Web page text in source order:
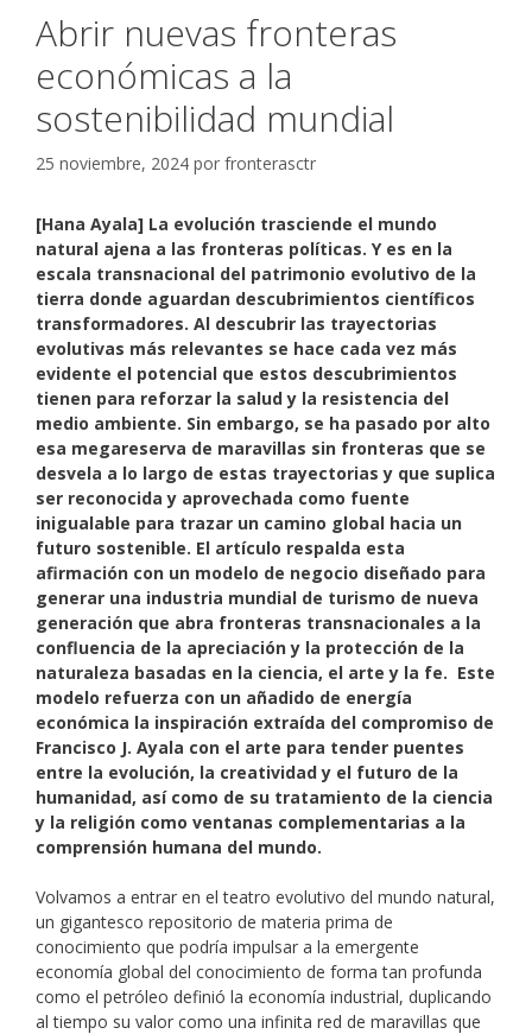
Abrir nuevas fronteras
económicas a la
sostenibilidad mundial
25 noviembre, 2024 por fronterasctr
[Hana Ayala] La evolución trasciende el mundo
natural ajena a las fronteras políticas. Y es en la
escala transnacional del patrimonio evolutivo de la
tierra donde aguardan descubrimientos científicos
transformadores. Al descubrir las trayectorias
evolutivas más relevantes se hace cada vez más
evidente el potencial que estos descubrimientos
tienen para reforzar la salud y la resistencia del
medio ambiente. Sin embargo, se ha pasado por alto
esa megareserva de maravillas sin fronteras que se
desvela a lo largo de estas trayectorias y que suplica
ser reconocida y aprovechada como fuente
inigualable para trazar un camino global hacia un
futuro sostenible. El artículo respalda esta
afirmación con un modelo de negocio diseñado para
generar una industria mundial de turismo de nueva
generación que abra fronteras transnacionales a la
confluencia de la apreciación y la protección de la
naturaleza basadas en la ciencia, el arte y la fe. Este
modelo refuerza con un añadido de energía
económica la inspiración extraída del compromiso de
Francisco J. Ayala con el arte para tender puentes
entre la evolución, la creatividad y el futuro de la
humanidad, así como de su tratamiento de la ciencia
y la religión como ventanas complementarias a la
comprensión humana del mundo.
Volvamos a entrar en el teatro evolutivo del mundo natural,
un gigantesco repositorio de materia prima de
conocimiento que podría impulsar a la emergente
economía global del conocimiento de forma tan profunda
como el petróleo definió la economía industrial, duplicando
al tiempo su valor como una infinita red de maravillas que